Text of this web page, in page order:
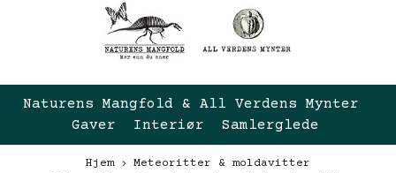
Naturens Mangfold & All Verdens Mynter 
Gaver  Interiør  Samlerglede
Hjem
Meteoritter & moldavitter